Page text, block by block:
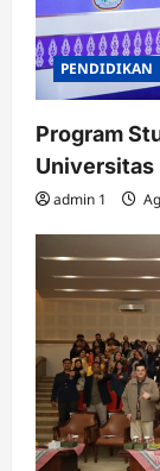
PENDIDIKAN
Program
Universitas
admin 1